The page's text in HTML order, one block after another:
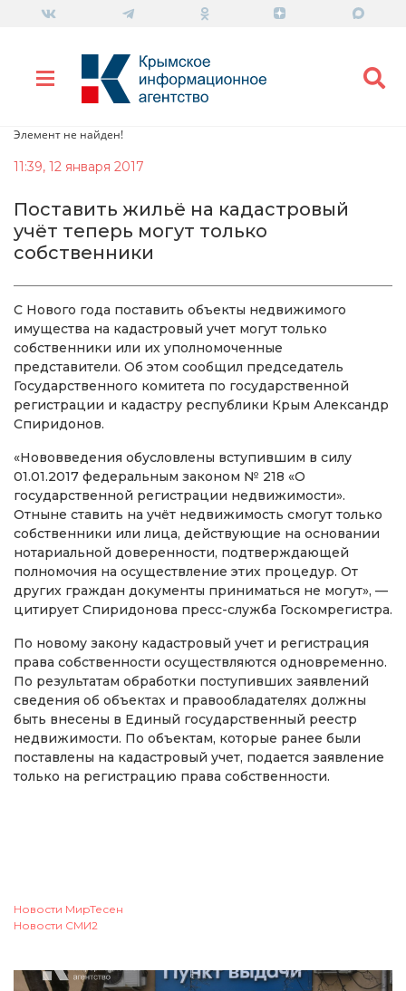
Элемент не найден!
11:39, 12 января 2017
Поставить жильё на кадастровый
учёт теперь могут только
собственники
С Нового года поставить объекты недвижимого
имущества на кадастровый учет могут только
собственники или их уполномоченные
представители. Об этом сообщил председатель
Государственного комитета по государственной
регистрации и кадастру республики Крым Александр
Спиридонов.
«Нововведения обусловлены вступившим в силу
01.01.2017 федеральным законом № 218 «О
государственной регистрации недвижимости».
Отныне ставить на учёт недвижимость смогут только
собственники или лица, действующие на основании
нотариальной доверенности, подтверждающей
полномочия на осуществление этих процедур. От
других граждан документы приниматься не могут», —
цитирует Спиридонова пресс-служба Госкомрегистра.
По новому закону кадастровый учет и регистрация
права собственности осуществляются одновременно.
По результатам обработки поступивших заявлений
сведения об объектах и правообладателях должны
быть внесены в Единый государственный реестр
недвижимости. По объектам, которые ранее были
поставлены на кадастровый учет, подается заявление
только на регистрацию права собственности.
Новости МирТесен
Новости СМИ2